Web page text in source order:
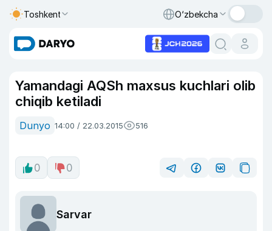
Toshkent O‘zbekcha
Yamandagi AQSh maxsus kuchlari olib
chiqib ketiladi
Dunyo 14:00 / 22.03.2015 516
0 0
Sarvar